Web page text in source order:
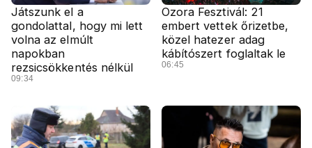
Játszunk el a
gondolattal, hogy mi lett
volna az elmúlt
napokban
rezsicsökkentés nélkül
09:34
Ozora Fesztivál: 21
embert vettek őrizetbe,
közel hatezer adag
kábítószert foglaltak le
06:45